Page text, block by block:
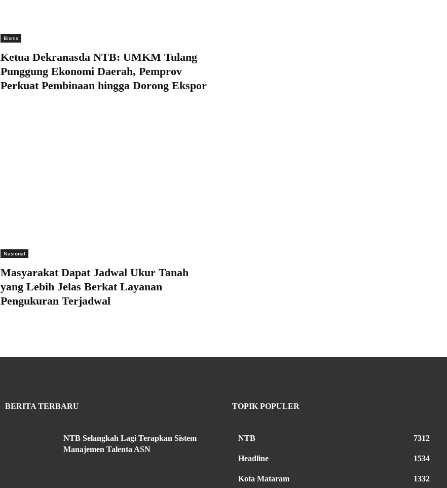
Bisnis
Ketua Dekranasda NTB: UMKM Tulang
Punggung Ekonomi Daerah, Pemprov
Perkuat Pembinaan hingga Dorong Ekspor
Nasional
Masyarakat Dapat Jadwal Ukur Tanah
yang Lebih Jelas Berkat Layanan
Pengukuran Terjadwal
BERITA TERBARU
NTB Selangkah Lagi Terapkan Sistem
Manajemen Talenta ASN
TOPIK POPULER
NTB 7312
Headline 1534
Kota Mataram 1332